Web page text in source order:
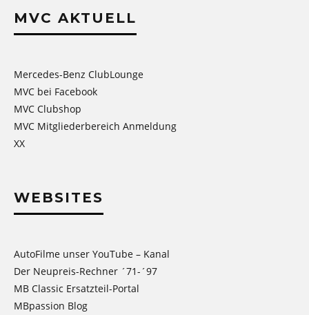
MVC AKTUELL
Mercedes-Benz ClubLounge
MVC bei Facebook
MVC Clubshop
MVC Mitgliederbereich Anmeldung
XX
WEBSITES
AutoFilme unser YouTube – Kanal
Der Neupreis-Rechner ´71-´97
MB Classic Ersatzteil-Portal
MBpassion Blog